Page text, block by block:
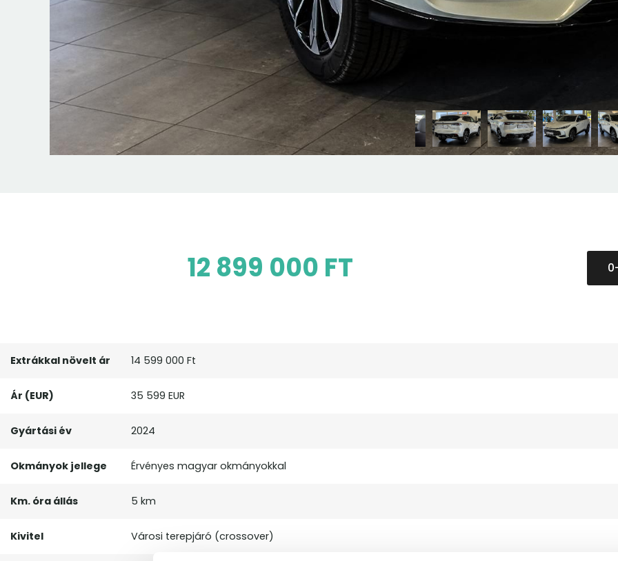
12 899 000 FT
Extrákkal növelt ár 14 599 000 Ft
Ár (EUR) 35 599 EUR
Gyártási év 2024
Okmányok jellege Érvényes magyar okmányokkal
Km. óra állás 5 km
Kivitel Városi terepjáró (crossover)